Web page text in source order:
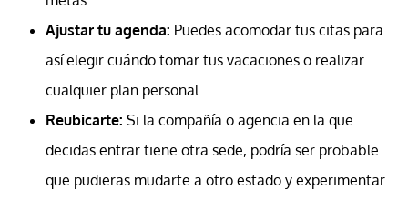
Ajustar tu agenda: Puedes acomodar tus citas para
así elegir cuándo tomar tus vacaciones o realizar
cualquier plan personal.
Reubicarte: Si la compañía o agencia en la que
decidas entrar tiene otra sede, podría ser probable
que pudieras mudarte a otro estado y experimentar